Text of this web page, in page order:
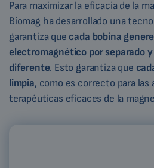
Para maximizar la eficacia de la
Biomag ha desarrollado una
garantiza que cada bobina
electromagnético por separado
diferente. Esto garantiza que
limpia, como es correcto para las
terapéuticas eficaces de la